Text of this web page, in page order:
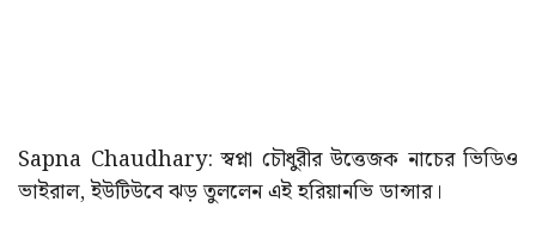
Sapna Chaudhary: স্বপ্না চৌধুরীর উত্তেজক নাচের ভিডিও
ভাইরাল, ইউটিউবে ঝড় তুললেন এই হরিয়ানভি ডান্সার।